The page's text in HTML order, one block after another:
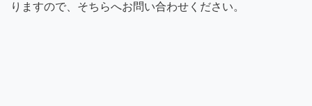
りますので、そちらへお問い合わせください。